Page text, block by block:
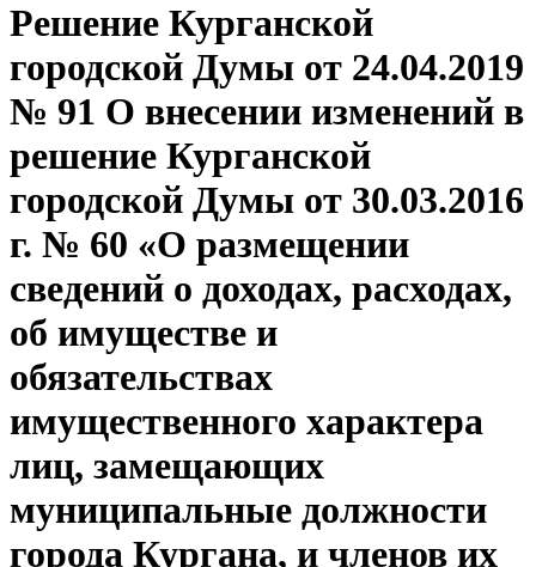
Решение Курганской
городской Думы от 24.04.2019
№ 91 О внесении изменений в
решение Курганской
городской Думы от 30.03.2016
г. № 60 «О размещении
сведений о доходах, расходах,
об имуществе и
обязательствах
имущественного характера
лиц, замещающих
муниципальные должности
города Кургана, и членов их